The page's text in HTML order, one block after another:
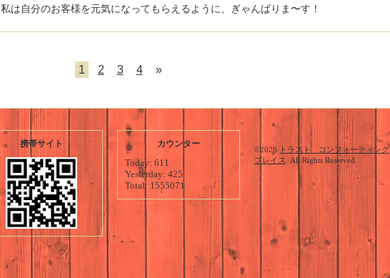
私は自分のお客様を元気になってもらえるように、ぎゃんばりま〜す！
1 2 3 4 »
携帯サイト カウンター
Today: 611
Yesterday: 425
Total: 1555071
©2026 トラスト コンフォーティング
プレイス
. All Rights Reserved.